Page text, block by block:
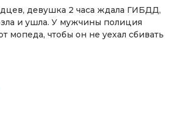
девушка 2 часа ждала ГИБДД,
и ушла. У мужчины полиция
мопеда, чтобы он не уехал сбивать